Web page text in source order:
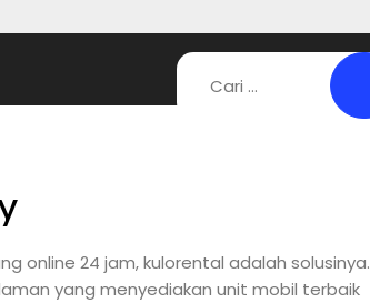
online 24 jam, kulorental adalah solusinya.
yang menyediakan unit mobil terbaik